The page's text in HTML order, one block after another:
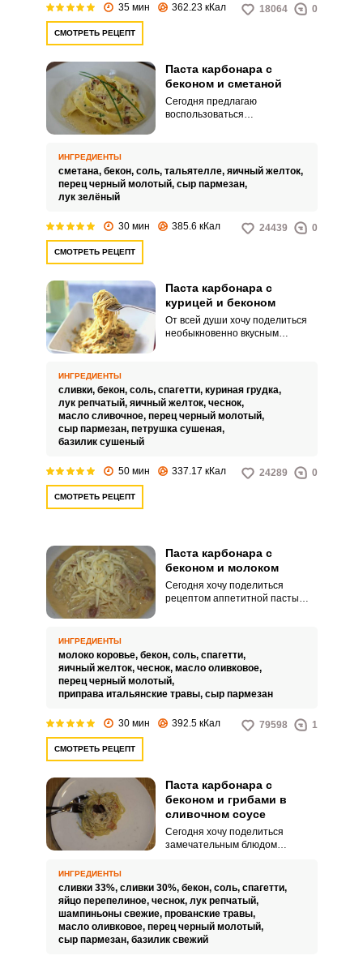
35 мин 362.23 кКал 18064 0
СМОТРЕТЬ РЕЦЕПТ
Паста карбонара с
беконом и сметаной
Сегодня предлагаю
воспользоваться
аппетитное блюдо, которое
часто готовлю своей семье на
обед. Оно получается
ИНГРЕДИЕНТЫ
сметана, бекон, соль, тальятелле, яичный желток,
перец черный молотый, сыр пармезан,
лук зелёный
30 мин 385.6 кКал 24439 0
СМОТРЕТЬ РЕЦЕПТ
Паста карбонара с
курицей и беконом
От всей души хочу поделиться
необыкновенно вкусным
сочным и аппетитным,
замечательный вариант для
праздничного обеда или
романтического ужина.
ИНГРЕДИЕНТЫ
сливки, бекон, соль, спагетти, куриная грудка,
лук репчатый, яичный желток, чеснок,
масло сливочное, перец черный молотый,
сыр пармезан, петрушка сушеная,
базилик сушеный
50 мин 337.17 кКал 24289 0
СМОТРЕТЬ РЕЦЕПТ
Паста карбонара с
беконом и молоком
Сегодня хочу поделиться
рецептом аппетитной пасты
на праздничный стол или на
семейное застолье.
ИНГРЕДИЕНТЫ
молоко коровье, бекон, соль, спагетти,
яичный желток, чеснок, масло оливковое,
перец черный молотый,
приправа итальянские травы, сыр пармезан
30 мин 392.5 кКал 79598 1
СМОТРЕТЬ РЕЦЕПТ
Паста карбонара с
беконом и грибами в
сливочном соусе
Сегодня хочу поделиться
замечательным блюдом
в сливочном соусе получается
ароматной и довольно
аппетитной.
ИНГРЕДИЕНТЫ
сливки 33%, сливки 30%, бекон, соль, спагетти,
яйцо перепелиное, чеснок, лук репчатый,
шампиньоны свежие, прованские травы,
масло оливковое, перец черный молотый,
сыр пармезан, базилик свежий
ВХОД НА САЙТ РЕГИСТРАЦИЯ
Войдите
с помощью социальных сетей:
или